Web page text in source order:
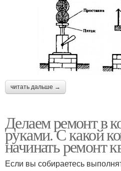
читать дальше →
Делаем ремонт в
руками. С какой
начинать ремонт
Если вы собираетесь